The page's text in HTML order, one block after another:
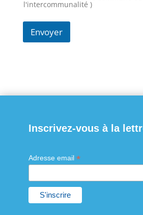
e
s
g
l'intercommunalité )
Envoyer
Inscrivez-vous à la
Adresse email *